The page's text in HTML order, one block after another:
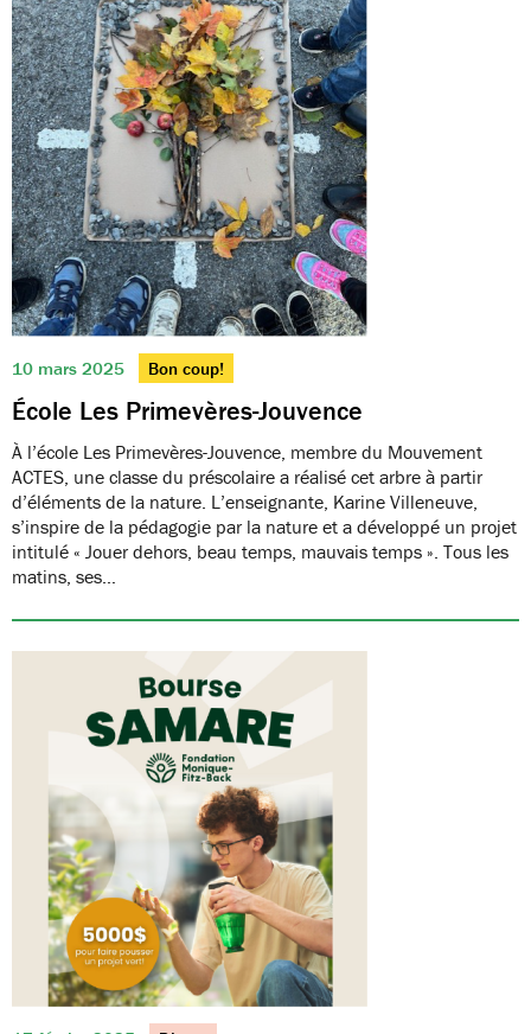
10 mars 2025 Bon coup!
École Les Primevères-Jouvence
À l’école Les Primevères-Jouvence, membre du Mouvement
ACTES, une classe du préscolaire a réalisé cet arbre à partir
d’éléments de la nature. L’enseignante, Karine Villeneuve,
s’inspire de la pédagogie par la nature et a développé un projet
intitulé « Jouer dehors, beau temps, mauvais temps ». Tous les
matins, ses…